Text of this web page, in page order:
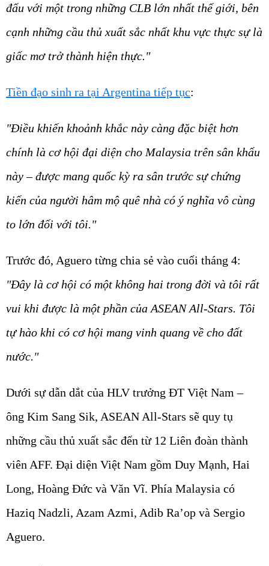
đấu với một trong những CLB lớn nhất thế giới, bên
cạnh những cầu thủ xuất sắc nhất khu vực thực sự là
giấc mơ trở thành hiện thực."
Tiền đạo sinh ra tại Argentina tiếp tục:
"Điều khiến khoảnh khắc này càng đặc biệt hơn
chính là cơ hội đại diện cho Malaysia trên sân khấu
này – được mang quốc kỳ ra sân trước sự chứng
kiến của người hâm mộ quê nhà có ý nghĩa vô cùng
to lớn đối với tôi."
Trước đó, Aguero từng chia sẻ vào cuối tháng 4:
"Đây là cơ hội có một không hai trong đời và tôi rất
vui khi được là một phần của ASEAN All-Stars. Tôi
tự hào khi có cơ hội mang vinh quang về cho đất
nước."
Dưới sự dẫn dắt của HLV trưởng ĐT Việt Nam –
ông Kim Sang Sik, ASEAN All-Stars sẽ quy tụ
những cầu thủ xuất sắc đến từ 12 Liên đoàn thành
viên AFF. Đại diện Việt Nam gồm Duy Mạnh, Hai
Long, Hoàng Đức và Văn Vĩ. Phía Malaysia có
Haziq Nadzli, Azam Azmi, Adib Ra’op và Sergio
Aguero.